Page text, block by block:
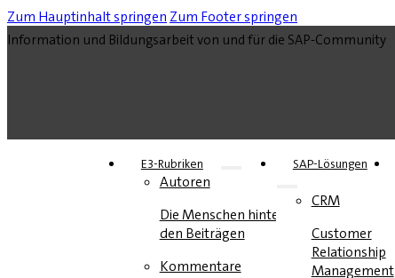
Zum Hauptinhalt springen Zum Footer springen
Information und Bildungsarbeit von und für die SAP-Community
E3-Rubriken
Autoren
Die Menschen hinter
den Beiträgen
Kommentare
SAP-Lösungen
CRM
Customer
Relationship
Management